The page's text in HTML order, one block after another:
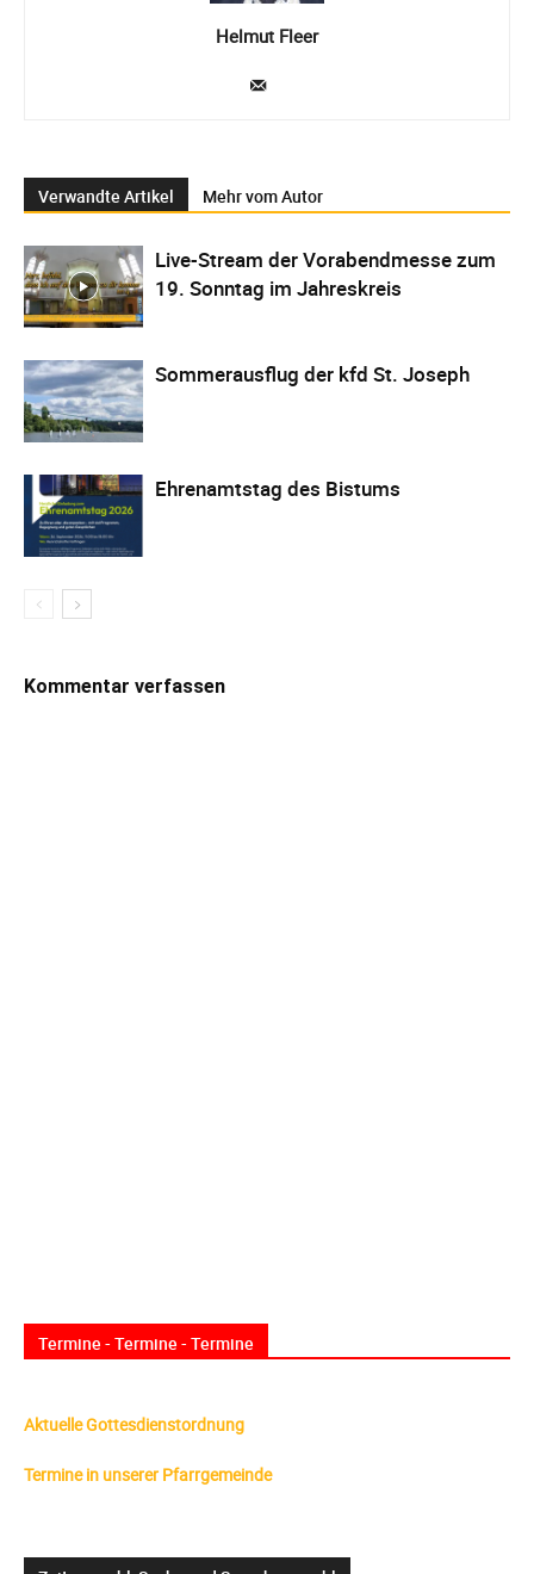
Helmut Fleer
Verwandte Artikel Mehr vom Autor
Live-Stream der Vorabendmesse zum
19. Sonntag im Jahreskreis
Sommerausflug der kfd St. Joseph
Ehrenamtstag des Bistums
Kommentar verfassen
Termine - Termine - Termine
Aktuelle Gottesdienstordnung
Termine in unserer Pfarrgemeinde